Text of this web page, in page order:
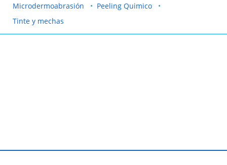
Microdermoabrasión
Peeling Quimico
Tinte y mechas